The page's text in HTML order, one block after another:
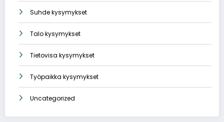
Suhde kysymykset
Talo kysymykset
Tietovisa kysymykset
Työpaikka kysymykset
Uncategorized